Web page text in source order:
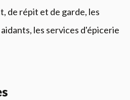
de répit et de garde, les
les services d'épicerie